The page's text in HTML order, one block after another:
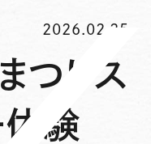
2026.02.25
つりス
体験